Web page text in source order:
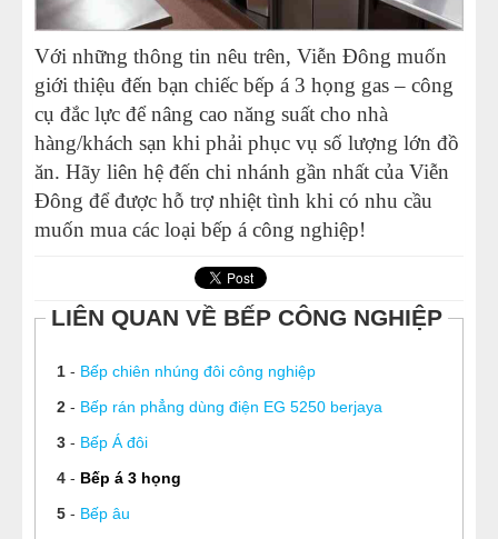
Với những thông tin nêu trên, Viễn Đông muốn
giới thiệu đến bạn chiếc bếp á 3 họng gas – công
cụ đắc lực để nâng cao năng suất cho nhà
hàng/khách sạn khi phải phục vụ số lượng lớn đồ
ăn. Hãy liên hệ đến chi nhánh gần nhất của Viễn
Đông để được hỗ trợ nhiệt tình khi có nhu cầu
muốn mua các loại bếp á công nghiệp!
LIÊN QUAN VỀ BẾP CÔNG NGHIỆP
1- Bếp chiên nhúng đôi công nghiệp
2- Bếp rán phẳng dùng điện EG 5250 berjaya
3- Bếp Á đôi
4- Bếp á 3 họng
5- Bếp âu